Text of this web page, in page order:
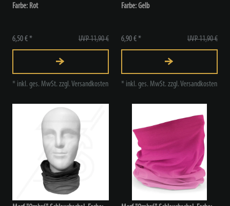
Farbe: Rot
UVP 11,90 €
6,50 € *
* inkl. ges. MwSt. zzgl.Versandkosten
Farbe: Gelb
UVP 11,90 €
6,90 € *
* inkl. ges. MwSt. zzgl.Versandkosten